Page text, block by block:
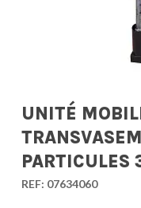
UNITÉ
REF: 07634060